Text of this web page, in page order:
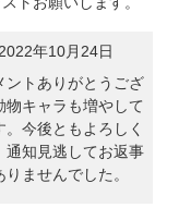
2022年10月24日
ントありがとうござ
物キャラも増やして
今後ともよろしく
通知見逃してお返事
ませんでした。